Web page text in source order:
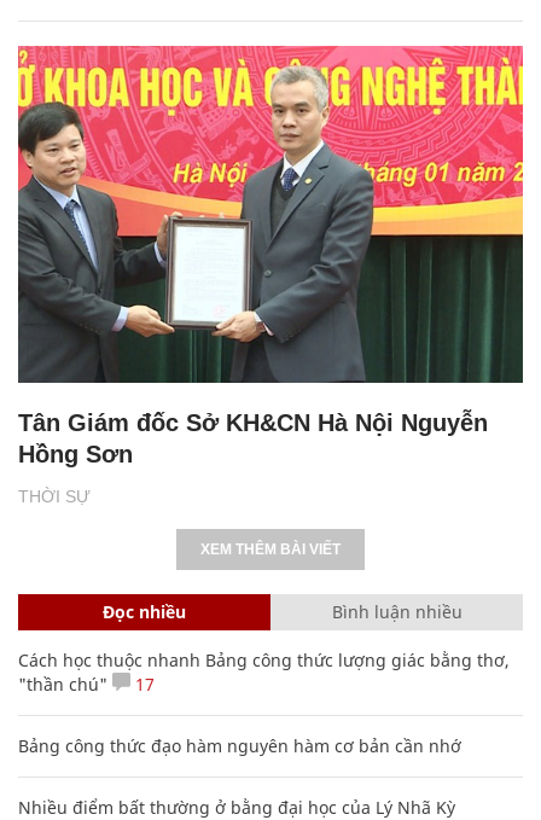
THỜI SỰ
Tân Giám đốc Sở KH&CN Hà Nội Nguyễn
Hồng Sơn
XEM THÊM BÀI VIẾT
Đọc nhiều Bình luận nhiều
Cách học thuộc nhanh Bảng công thức lượng giác bằng thơ,
"thần chú"
17
Bảng công thức đạo hàm nguyên hàm cơ bản cần nhớ
Nhiều điểm bất thường ở bằng đại học của Lý Nhã Kỳ